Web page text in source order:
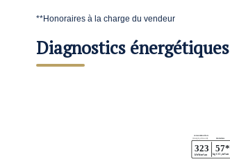
**Honoraires à la charge du vendeur
Diagnostics énergétiques